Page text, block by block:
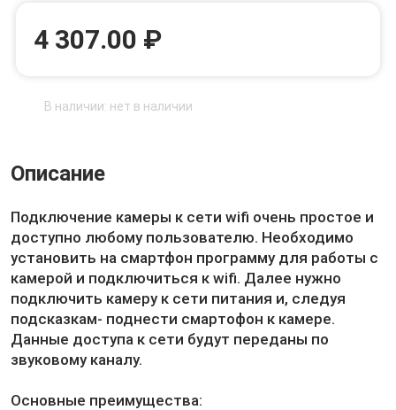
4 307.00 ₽
В наличии: нет в наличии
Описание
Подключение камеры к сети wifi очень простое и
доступно любому пользователю. Необходимо
установить на смартфон программу для работы с
камерой и подключиться к wifi. Далее нужно
подключить камеру к сети питания и, следуя
подсказкам- поднести смартофон к камере.
Данные доступа к сети будут переданы по
звуковому каналу.
Основные преимущества: